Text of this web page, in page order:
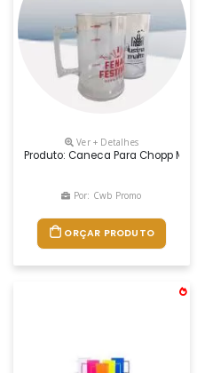
Ver + Detalhes
Produto: Caneca Para Chopp
Por: Cwb Promo
ORÇAR PRODUTO